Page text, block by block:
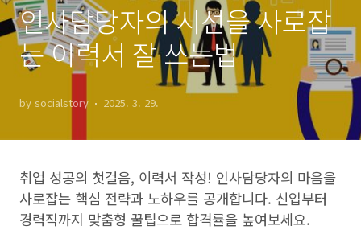
인사담당자의 시선을 사로잡
는 이력서 잘 쓰는법
by socialstory 2025. 3. 29.
취업 성공의 첫걸음, 이력서 작성! 인사담당자의 마음을
사로잡는 핵심 전략과 노하우를 공개합니다. 신입부터
경력직까지 맞춤형 꿀팁으로 합격률을 높여보세요.